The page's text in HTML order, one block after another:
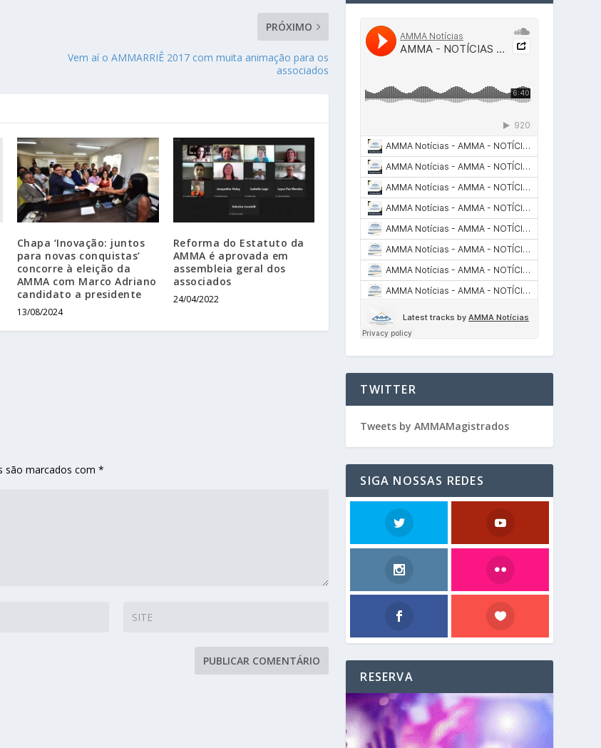
PRÓXIMO
Vem aí o AMMARRIÊ 2017 com muita animação para os
associados
Chapa ‘Inovação: juntos
para novas conquistas’
concorre à eleição da
AMMA com Marco Adriano
candidato a presidente
13/08/2024
Reforma do Estatuto da
AMMA é aprovada em
assembleia geral dos
associados
24/04/2022
são marcados com*
TWITTER
Tweets by AMMAMagistrados
SIGA NOSSAS REDES
RESERVA